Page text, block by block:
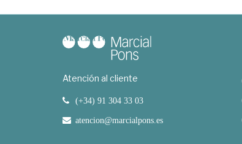
Atención al cliente
(+34) 91 304 33 03
atencion@marcialpons.es